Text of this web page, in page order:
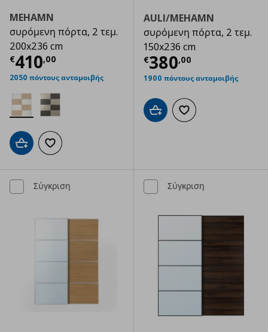
MEHAMN
συρόμενη πόρτα, 2 τεμ.
200x236 cm
€410,00
Τρέχουσα τιμή € 410,00
2050 πόντους ανταμοιβής
Προσθήκη στο καλάθι
Προσθήκη στα αγαπημένα
AULI/MEHAMN
συρόμενη πόρτα, 2 τεμ.
150x236 cm
€380,00
Τρέχουσα
1900 πόντους ανταμοιβής
Προσθήκη στο καλάθι
Προσθήκη στα
Σύγκριση Σύγκριση